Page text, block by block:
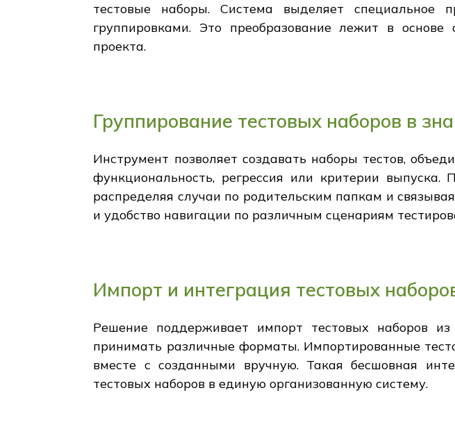
тестовые наборы. Система выделяет специальное
группировками. Это преобразование лежит в
проекта.
Группирование тестовых наборов в
Инструмент позволяет создавать наборы тестов,
функциональность, регрессия или критерии выпуска.
распределяя случаи по родительским папкам и
и удобство навигации по различным сценариям
Импорт и интеграция тестовых
Решение поддерживает импорт тестовых наборов
принимать различные форматы. Импортированные
вместе с созданными вручную. Такая бесшовная
тестовых наборов в единую организованную систему.